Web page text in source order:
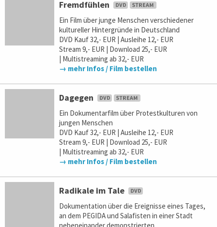
Fremdfühlen
Ein Film über junge Menschen verschiedener
kultureller Hintergründe in Deutschland
DVD Kauf 32,- EUR | Ausleihe 12,- EUR
Stream 9,- EUR | Download 25,- EUR
| Multistreaming ab 32,- EUR
→ mehr Infos / Film bestellen
Dagegen
Ein Dokumentarfilm über Protestkulturen von
jungen Menschen
DVD Kauf 32,- EUR | Ausleihe 12,- EUR
Stream 9,- EUR | Download 25,- EUR
| Multistreaming ab 32,- EUR
→ mehr Infos / Film bestellen
Radikale im Tale
Dokumentation über die Ereignisse eines Tages,
an dem PEGIDA und Salafisten in einer Stadt